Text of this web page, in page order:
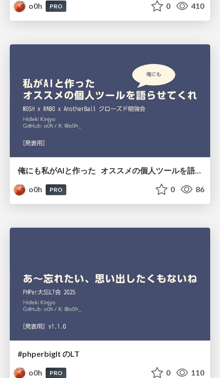
o0h
PRO 0 410
俺にも私がAIと作った オススメの個人ツールを語らせてくれ
o0h
PRO 0 86
#phperbiglt のLT
o0h
PRO 0 110